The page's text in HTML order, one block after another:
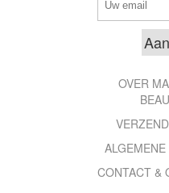
OVER
CONTACT &